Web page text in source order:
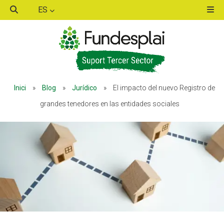
ES
Inici » Blog » Jurídico »
El impacto del nuevo Registro de
grandes tenedores en las entidades sociales
ACTIVITATS D'ESTIU
MÓN ESCOLAR
ALBERG CENTRE ESPLAI
FORMACIÓ
ACTIVITATS D'ESTIU
MÓN ESCOLAR
ALBERG CENTRE ESPLAI
FORMACIÓ